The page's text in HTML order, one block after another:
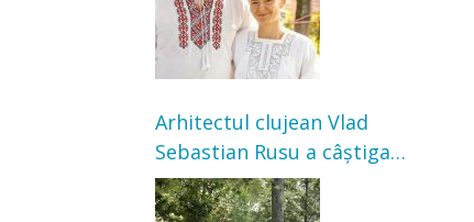
Arhitectul clujean Vlad
Sebastian Rusu a câștigat
concursul pentru
transformarea Grădinii